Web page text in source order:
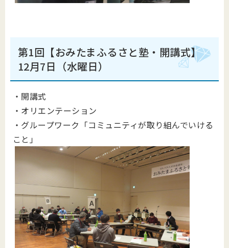
第1回【おみたまふるさと塾・開講式】
12月7日（水曜日）
・開講式
・オリエンテーション
・グループワーク「コミュニティが取り組んでいける
こと」